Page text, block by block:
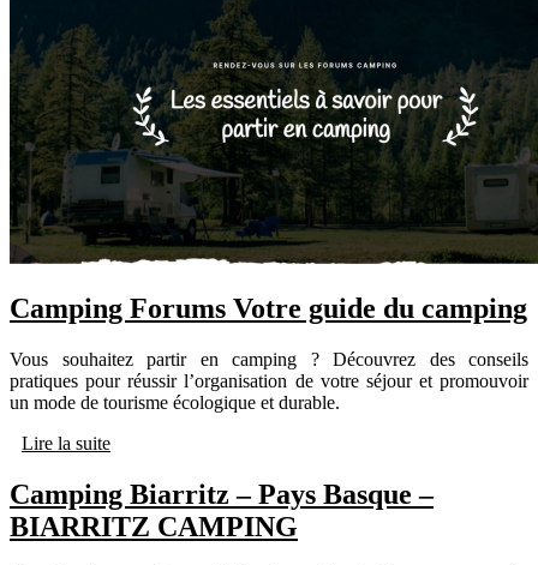
Camping Forums Votre guide du camping
Vous souhaitez partir en camping ? Découvrez des conseils
pratiques pour réussir l’organisation de votre séjour et promouvoir
un mode de tourisme écologique et durable.
Lire la suite
Camping Biarritz – Pays Basque –
BIARRITZ CAMPING